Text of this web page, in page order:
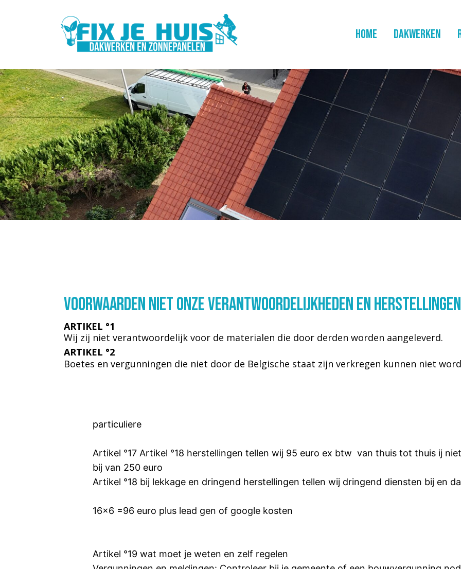
HOME DAKWERKEN
VOORWAARDEN niet onze ​verantwoordelijkheden en
ARTIKEL °1
Wij zij niet verantwoordelijk voor de materialen die door derden worden aangeleverd.
ARTIKEL °2
Boetes en vergunningen die niet door de Belgische staat zijn verkregen kunnen niet
particuliere
Artikel °17 Artikel °18 herstellingen tellen wij 95 euro ex btw van thuis tot thuis ​ij
bij van 250 euro
Artikel °18 bij lekkage en dringend herstellingen tellen wij dringend diensten bij en
16x6 =96 euro plus lead gen of google kosten
Artikel °19 wat moet je weten en zelf regelen